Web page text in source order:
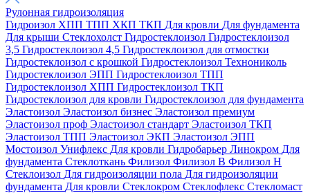
Рулонная гидроизоляция
Гидроизол ХПП ТПП ХКП ТКП Для кровли Для фундамента
Для крыши Стеклохолст Гидростеклоизол Гидростеклоизол
3,5 Гидростеклоизол 4,5 Гидростеклоизол для отмостки
Гидростеклоизол с крошкой Гидростеклоизол Технониколь
Гидростеклоизол ЭПП Гидростеклоизол ТПП
Гидростеклоизол ХПП Гидростеклоизол ТКП
Гидростеклоизол для кровли Гидростеклоизол для фундамента
Эластоизол Эластоизол бизнес Эластоизол премиум
Эластоизол проф Эластоизол стандарт Эластоизол ТКП
Эластоизол ТПП Эластоизол ЭКП Эластоизол ЭПП
Мостоизол Унифлекс Для кровли Гидробарьер Линокром Для
фундамента Стеклоткань Филизол Филизол В Филизол Н
Стеклоизол Для гидроизоляции пола Для гидроизоляции
фундамента Для кровли Стеклокром Стеклофлекс Стекломаст